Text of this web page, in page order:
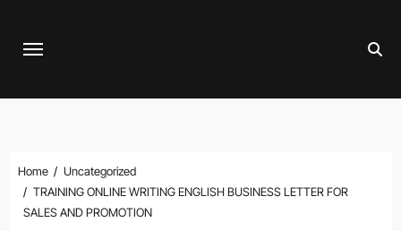
Home
Uncategorized
TRAINING ONLINE WRITING ENGLISH BUSINESS LETTER FOR
SALES AND PROMOTION